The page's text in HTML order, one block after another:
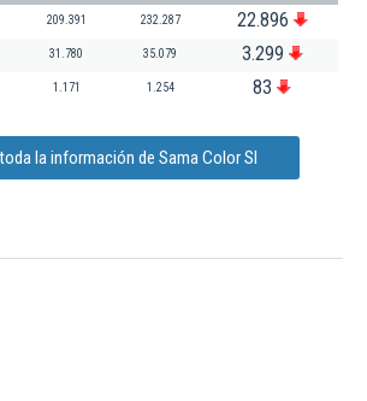
209.391 232.287 22.896
31.780 35.079 3.299
1.171 1.254 83
la información de Sama Color Sl